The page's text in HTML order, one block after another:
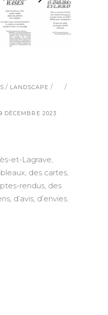
/ LANDSCAPE /
DÉCEMBRE 2023
et-Lagrave,
des cartes,
rendus, des
d’avis, d’envies.